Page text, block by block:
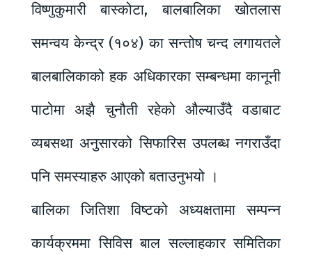
विष्णुकुमारी बास्कोटा, बालबालिका खोतलास
समन्वय केन्द्र (१०४) का सन्तोष चन्द लगायतले
बालबालिकाको हक अधिकारका सम्बन्धमा कानूनी
पाटोमा अझै चुनौती रहेको औल्याउँदै वडाबाट
व्यबसथा अनुसारको सिफारिस उपलब्ध नगराउँदा
पनि समस्याहरु आएको बताउनुभयो ।
बालिका जितिशा विष्टको अध्यक्षतामा सम्पन्न
कार्यक्रममा सिविस बाल सल्लाहकार समितिका